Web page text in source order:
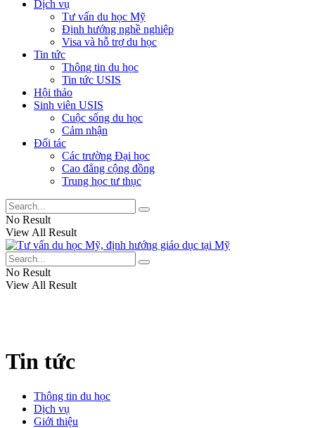
Dịch vụ
Tư vấn du học Mỹ
Định hướng nghề nghiệp
Visa và hỗ trợ du học
Tin tức
Thông tin du học
Tin tức USIS
Hội thảo
Sinh viên USIS
Cuộc sống du học
Cảm nhận
Đối tác
Các trường Đại học
Cao đẳng cộng đồng
Trung học tư thục
No Result
View All Result
No Result
View All Result
Tin tức
Thông tin du học
Dịch vụ
Giới thiệu